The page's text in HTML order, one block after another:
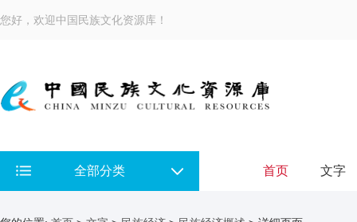
您好，欢迎中国民族文化资源库！
全部分类 首页 文字